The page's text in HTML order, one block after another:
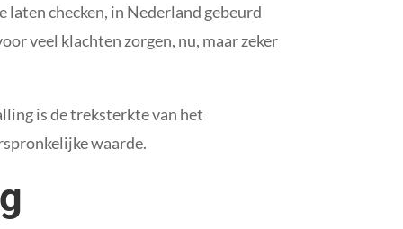
laten checken, in Nederland gebeurd
veel klachten zorgen, nu, maar zeker
is de treksterkte van het
waarde.